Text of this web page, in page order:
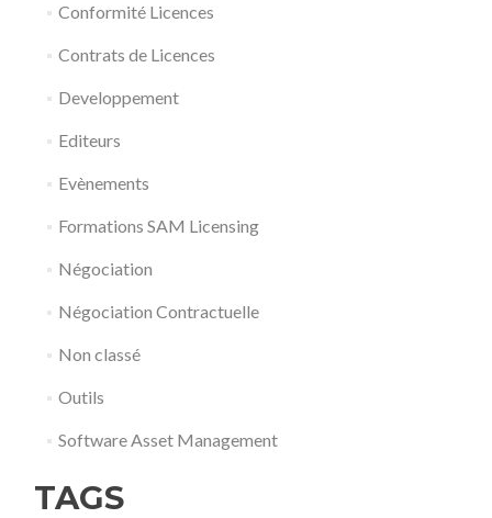
Conformité Licences
Contrats de Licences
Developpement
Editeurs
Evènements
Formations SAM Licensing
Négociation
Négociation Contractuelle
Non classé
Outils
Software Asset Management
TAGS